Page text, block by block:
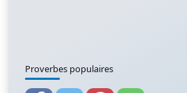
Proverbes populaires